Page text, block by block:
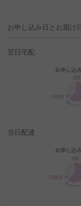
お申し込み日とお届け
翌日宅配
当日配達